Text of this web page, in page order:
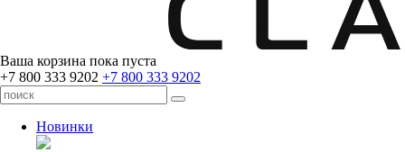
Ваша корзина пока пуста
+7 800 333 9202 +7 800 333 9202
Новинки